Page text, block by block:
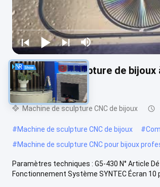
Machine de sculpture de
complexes
Machine de sculpture CNC de bijoux
#Machine de sculpture CNC de bijoux #
#Machine de sculpture CNC pour bijoux
Paramètres techniques : G5-430 N° Article
Fonctionnement Système SYNTEC Écran 10